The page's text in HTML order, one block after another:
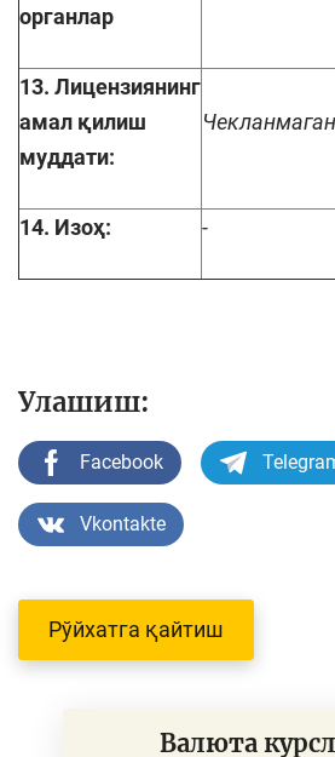
органлар
13. Лицензиянинг
амал қилиш
муддати:
Чекланмаган
14. Изоҳ: -
Улашиш:
Facebook
Vkontakte
Рўйхатга қайтиш
Валюта